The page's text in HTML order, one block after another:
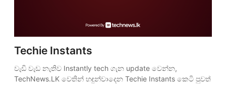
Techie Instants
වැඩි වැඩ නැතිව Instantly tech ගැන update වෙන්න,
TechNews.LK වෙතින් හඳුන්වාදෙන Techie Instants කෙටි පුවත්